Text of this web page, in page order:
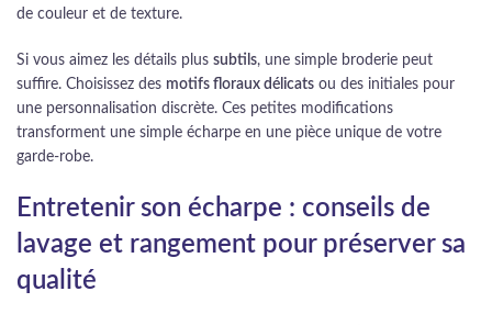
de couleur et de texture.
Si vous aimez les détails plus subtils, une simple broderie peut
suffire. Choisissez des motifs floraux délicats ou des initiales pour
une personnalisation discrète. Ces petites modifications
transforment une simple écharpe en une pièce unique de votre
garde-robe.
Entretenir son écharpe : conseils de
lavage et rangement pour préserver sa
qualité